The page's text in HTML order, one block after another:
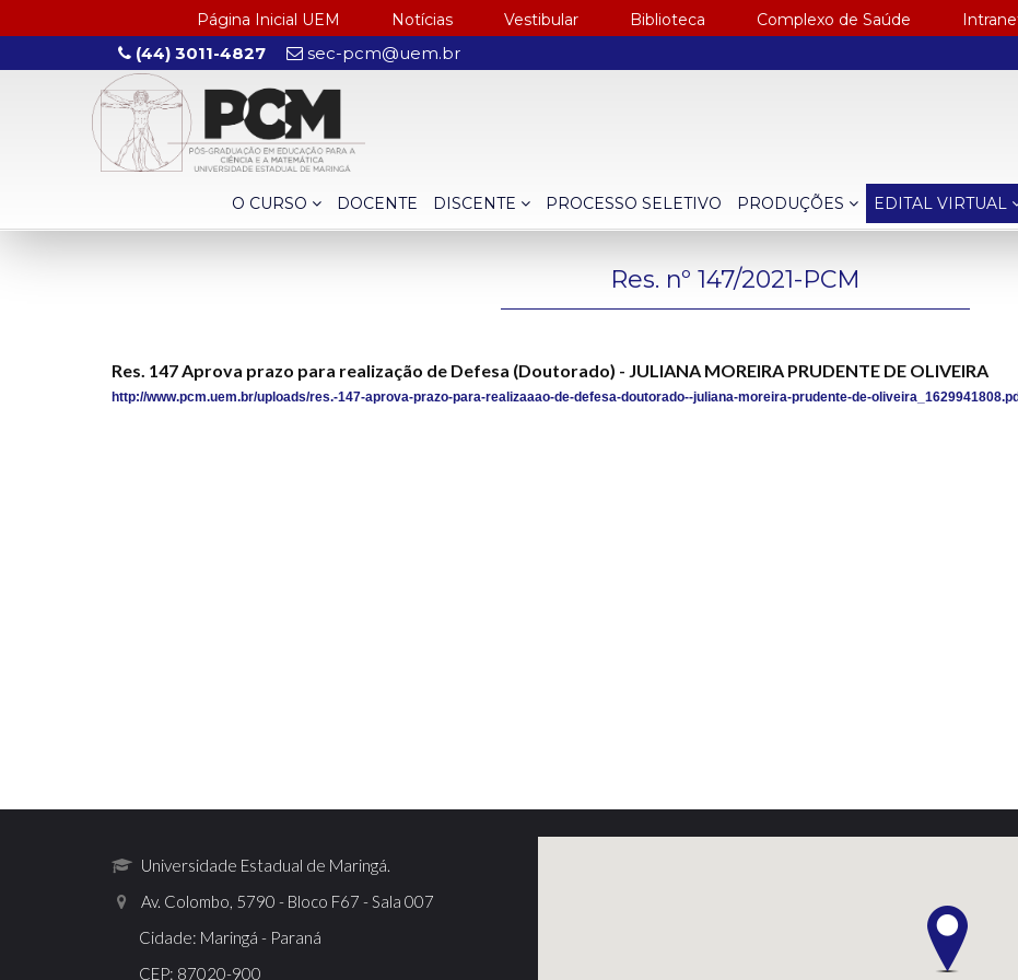
Página Inicial UEM Notícias Vestibular Biblioteca Complexo de Saúde
(44) 3011-4827 sec-pcm@uem.br
O CURSO DOCENTE DISCENTE PROCESSO SELETIVO PRODUÇÕES EDITAL VIRTUAL
Res. nº 147/2021-PCM
Res. 147 Aprova prazo para realização de Defesa (Doutorado) - JULIANA MOREIRA PRUDENTE DE OLIVEIRA
http://www.pcm.uem.br/uploads/res.-147-aprova-prazo-para-realizaaao-de-defesa-doutorado--juliana-moreira-prudente-de-
Universidade Estadual de Maringá.
Av. Colombo, 5790 - Bloco F67 - Sala 007
Cidade: Maringá - Paraná
CEP: 87020-900